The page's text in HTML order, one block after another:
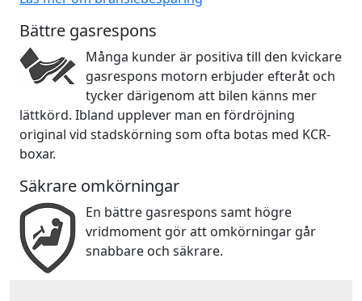
Bättre gasrespons
Många kunder är positiva till den kvickare
gasrespons motorn erbjuder efteråt och
tycker därigenom att bilen känns mer
lättkörd. Ibland upplever man en fördröjning
original vid stadskörning som ofta botas med KCR-
boxar.
Säkrare omkörningar
En bättre gasrespons samt högre
vridmoment gör att omkörningar går
snabbare och säkrare.